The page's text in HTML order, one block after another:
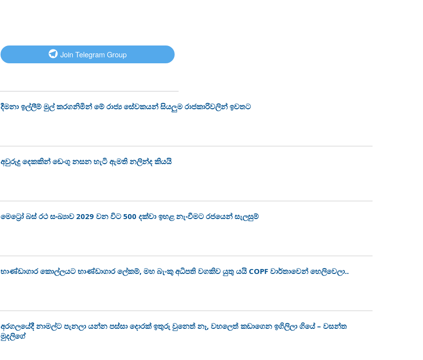
Join Telegram Group
දීමනා ඉල්ලීම් මුල් කරගනිමින් මේ රාජ්‍ය සේවකයන් සියලුම රාජකාරිවලින් ඉවතට
අවුරුදු දෙකකින් ඩෙංගු නසන හැටි ඇමති නලින්ද කියයි
මෙට්‍රෝ බස් රථ සංඛ්‍යාව 2029 වන විට 500 දක්වා ඉහළ නැංවීමට රජයෙන් සැලසුම්
භාණ්ඩාගාර කොල්ලයට භාණ්ඩාගාර ලේකම්, මහ බැංකු අධිපති වගකිව යුතු යයි COPF වාර්තාවෙන් හෙලිවෙලා..
අරගලයේදී නාමල්ට පැනලා යන්න පස්ස‍ා දොරක් ඉතුරු වුනෙත් නෑ, වහලෙත් කඩාගෙන ඉගිලිලා ගියේ – වසන්ත
මුදලිගේ